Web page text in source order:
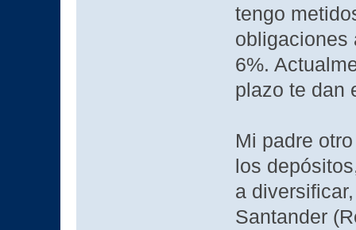
tengo
obligaciones
6%.
plazo te dan
Mi padre
los
a
Santander